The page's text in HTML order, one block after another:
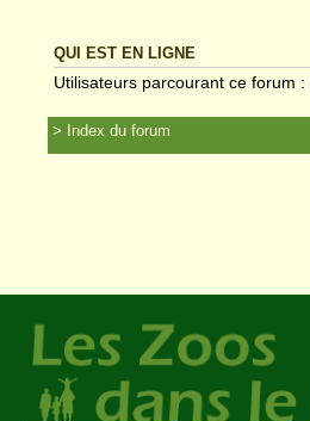
QUI EST EN LIGNE
Utilisateurs parcourant ce forum :
Index du forum